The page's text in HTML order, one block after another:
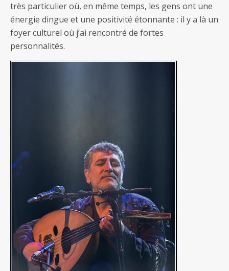
très particulier où, en même temps, les gens ont une
énergie dingue et une positivité étonnante : il y a là un
foyer culturel où j’ai rencontré de fortes
personnalités.